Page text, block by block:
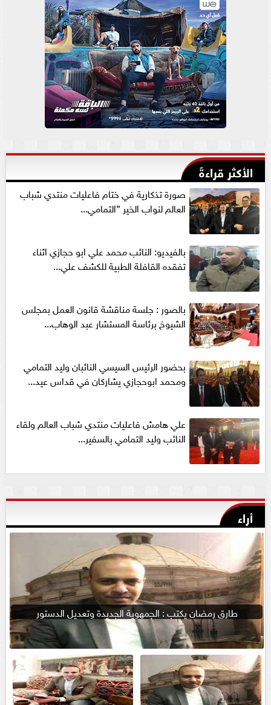
الأكثر قراءةً
صورة تذكارية في ختام فاعليات منتدي شباب
العالم لنواب الخير ”التمامي...
بالفيديو: النائب محمد علي ابو حجازي اثناء
تفقده القافلة الطبية للكشف علي...
بالصور : جلسة مناقشة قانون العمل بمجلس
الشيوخ برئاسة المستشار عبد الوهاب...
بحضور الرئيس السيسي النائبان وليد التمامي
ومحمد ابوحجازي يشاركان في قداس عيد...
علي هامش فاعليات منتدي شباب العالم ولقاء
النائب وليد التمامي بالسفير...
أراء
طارق رمضان يكتب : الجمهوية الجديدة وتعديل الدستور